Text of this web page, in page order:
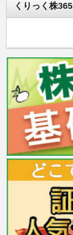
くりっく株